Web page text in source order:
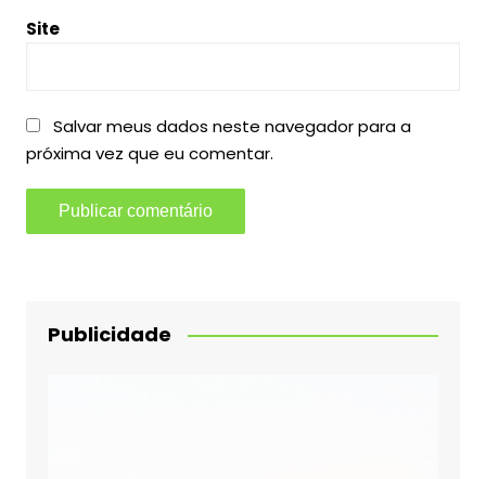
Site
Salvar meus dados neste navegador para a
próxima vez que eu comentar.
Publicidade